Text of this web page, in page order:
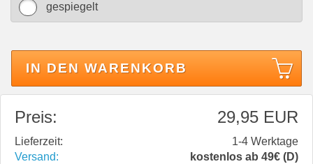
gespiegelt
IN DEN WARENKORB
Preis: 29,95 EUR
Lieferzeit:
1-4 Werktage
Versand:
kostenlos ab 49€ (D)